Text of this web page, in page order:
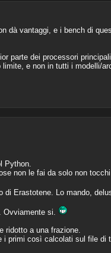
dà vantaggi, e i bench di
parte dei processori
e non in tutti i modelli/
Python.
non le fai da solo non
Erastotene. Lo mando,
si.
ridotto a una frazione.
i primi così calcolati sul file di